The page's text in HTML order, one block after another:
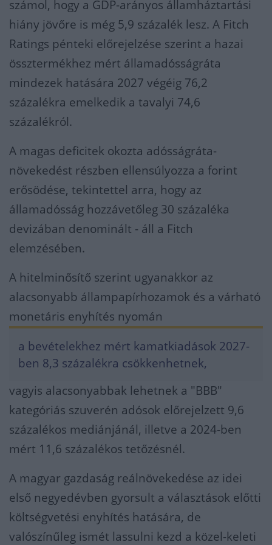
számol, hogy a GDP-arányos államháztartási
hiány jövőre is még 5,9 százalék lesz. A Fitch
Ratings pénteki előrejelzése szerint a hazai
össztermékhez mért államadósságráta
mindezek hatására 2027 végéig 76,2
százalékra emelkedik a tavalyi 74,6
százalékról.
A magas deficitek okozta adósságráta-
növekedést részben ellensúlyozza a forint
erősödése, tekintettel arra, hogy az
államadósság hozzávetőleg 30 százaléka
devizában denominált - áll a Fitch
elemzésében.
A hitelminősítő szerint ugyanakkor az
alacsonyabb állampapírhozamok és a várható
monetáris enyhítés nyomán
a bevételekhez mért kamatkiadások 2027-
ben 8,3 százalékra csökkenhetnek,
vagyis alacsonyabbak lehetnek a "BBB"
kategóriás szuverén adósok előrejelzett 9,6
százalékos mediánjánál, illetve a 2024-ben
mért 11,6 százalékos tetőzésnél.
A magyar gazdaság reálnövekedése az idei
első negyedévben gyorsult a választások előtti
költségvetési enyhítés hatására, de
valószínűleg ismét lassulni kezd a közel-keleti